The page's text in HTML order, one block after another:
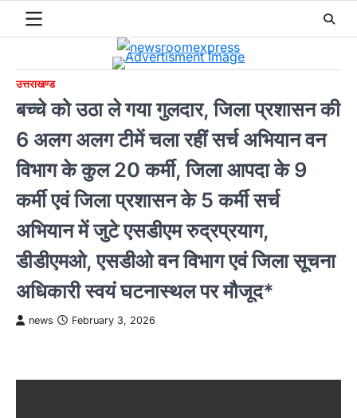
उत्तराखण्ड
बच्चे को उठा ले गया गुलदार, जिला प्रशासन की
6 अलग अलग टीमें चला रहीं सर्च अभियान वन
विभाग के कुल 20 कर्मी, जिला आपदा के 9
कर्मी एवं जिला प्रशासन के 5 कर्मी सर्च
अभियान में जुटे एसडीएम रुद्रप्रयाग,
डीडीएमओ, एसडीओ वन विभाग एवं जिला सूचना
अधिकारी स्वयं घटनास्थल पर मौजूद*
news February 3, 2026